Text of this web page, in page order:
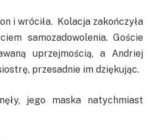
i wróciła. Kolacja zakończyła
samozadowolenia. Goście
uprzejmością, a Andriej
przesadnie im dziękując.
jego maska natychmiast